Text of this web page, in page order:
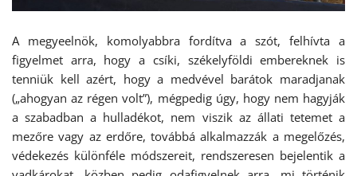
A megyeelnök, komolyabbra fordítva a szót, felhívta a
figyelmet arra, hogy a csíki, székelyföldi embereknek is
tenniük kell azért, hogy a medvével barátok maradjanak
(„ahogyan az régen volt”), mégpedig úgy, hogy nem hagyják
a szabadban a hulladékot, nem viszik az állati tetemet a
mezőre vagy az erdőre, továbbá alkalmazzák a megelőzés,
védekezés különféle módszereit, rendszeresen bejelentik a